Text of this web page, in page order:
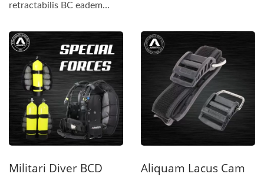
retractabilis BC eadem
cum fascia...
Militari Diver BCD
Aliquam Lacus Cam